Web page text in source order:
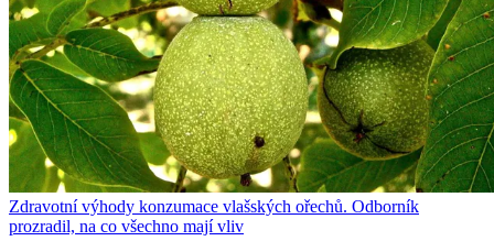
Zdravotní výhody konzumace vlašských ořechů. Odborník
prozradil, na co všechno mají vliv